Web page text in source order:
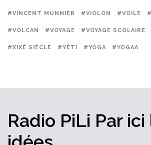
#VINCENT MUNNIER #VIOLON #VOILE
#VOLCAN #VOYAGE #VOYAGE SCOLAIRE
#XIXÈ SIÈCLE #YÉTI #YOGA #YOGAA
Radio PiLi Par ici